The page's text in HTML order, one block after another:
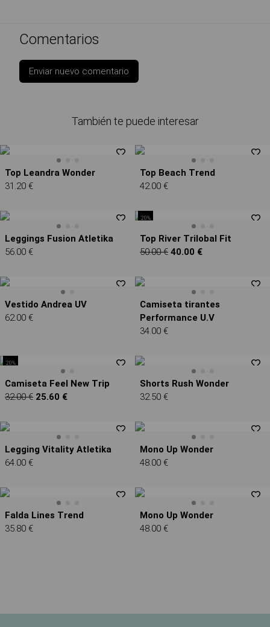
Comentarios
Enviar nuevo comentario
También te puede interesar
Top Leandra Wonder
31.20 €
Top Beach Trend
42.00 €
Leggings Fusion Atletika
56.00 €
20%
Top River Trilobal Fit
50.00 € 40.00 €
Vestido Andrea UV
62.00 €
Camiseta tirantes
Performance U.V
34.00 €
20%
Camiseta Feel New Trip
32.00 € 25.60 €
Shorts Rush Wonder
32.50 €
Legging Vitality Atletika
64.00 €
Mono Up Wonder
48.00 €
Falda Lines Trend
35.80 €
Mono Up Wonder
48.00 €